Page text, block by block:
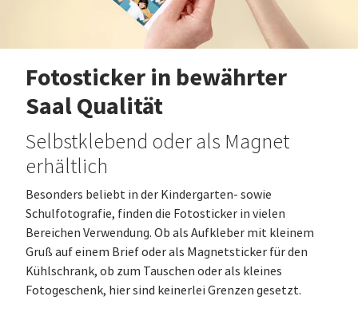
Fotosticker in bewährter
Saal Qualität
Selbstklebend oder als Magnet
erhältlich
Besonders beliebt in der Kindergarten- sowie
Schulfotografie, finden die Fotosticker in vielen
Bereichen Verwendung. Ob als Aufkleber mit kleinem
Gruß auf einem Brief oder als Magnetsticker für den
Kühlschrank, ob zum Tauschen oder als kleines
Fotogeschenk, hier sind keinerlei Grenzen gesetzt.